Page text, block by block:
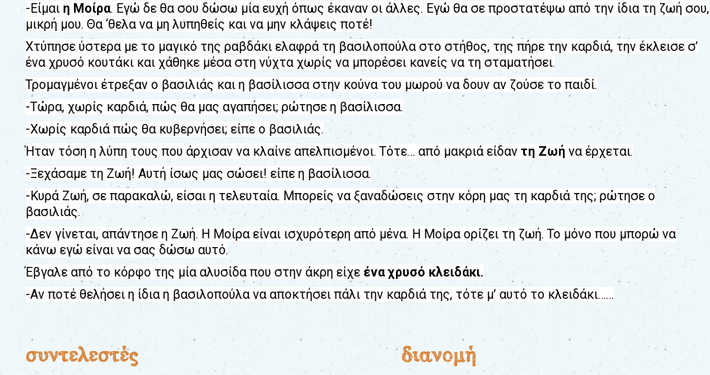
-Είμαι η Mοίρα. Εγώ δε θα σου δώσω μία ευχή όπως έκαναν οι άλλες. Εγώ θα σε προστατέψω από την ίδια τη ζωή σου,
μικρή μου. Θα ‘θελα να μη λυπηθείς και να μην κλάψεις ποτέ!
Χτύπησε ύστερα με το μαγικό της ραβδάκι ελαφρά τη βασιλοπούλα στο στήθος, της πήρε την καρδιά, την έκλεισε σ’
ένα χρυσό κουτάκι και χάθηκε μέσα στη νύχτα χωρίς να μπορέσει κανείς να τη σταματήσει.
Τρομαγμένοι έτρεξαν ο βασιλιάς και η βασίλισσα στην κούνα του μωρού να δουν αν ζούσε το παιδί.
-Τώρα, χωρίς καρδιά, πώς θα μας αγαπήσει; ρώτησε η βασίλισσα.
-Χωρίς καρδιά πώς θα κυβερνήσει; είπε ο βασιλιάς.
Ήταν τόση η λύπη τους που άρχισαν να κλαίνε απελπισμένοι. Τότε… από μακριά είδαν τη Ζωή να έρχεται.
-Ξεχάσαμε τη Ζωή! Αυτή ίσως μας σώσει! είπε η βασίλισσα.
-Κυρά Ζωή, σε παρακαλώ, είσαι η τελευταία. Μπορείς να ξαναδώσεις στην κόρη μας τη καρδιά της; ρώτησε ο
βασιλιάς.
-Δεν γίνεται, απάντησε η Ζωή. Η Μοίρα είναι ισχυρότερη από μένα. Η Μοίρα ορίζει τη ζωή. Το μόνο που μπορώ να
κάνω εγώ είναι να σας δώσω αυτό.
Έβγαλε από το κόρφο της μία αλυσίδα που στην άκρη είχε ένα χρυσό κλειδάκι.
-Αν ποτέ θελήσει η ίδια η βασιλοπούλα να αποκτήσει πάλι την καρδιά της, τότε μ’ αυτό το κλειδάκι……
συντελεστές διανομή